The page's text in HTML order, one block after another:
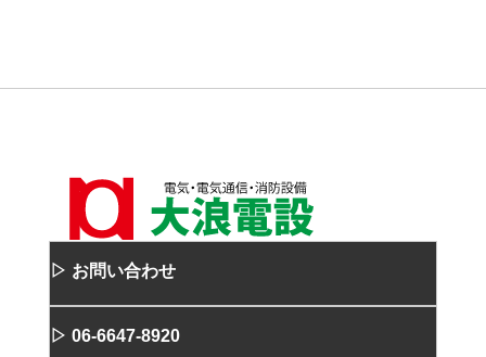
▷ お問い合わせ
▷ 06-6647-8920